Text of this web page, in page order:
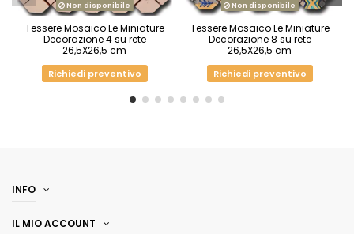
Non disponibile
Tessere Mosaico Le Miniature
Decorazione 4 su rete
26,5X26,5 cm
Richiedi preventivo
Non disponibile
Tessere Mosaico Le Miniature
Decorazione 8 su rete
26,5X26,5 cm
Richiedi preventivo
INFO
IL MIO ACCOUNT